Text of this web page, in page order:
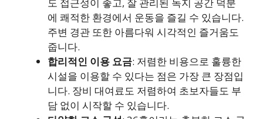
에 쾌적한 환경에서 운동을 즐길 수 있습니다.
주변 경관 또한 아름다워 시각적인 즐거움도
줍니다.
합리적인 이용 요금: 저렴한 비용으로 훌륭한
시설을 이용할 수 있다는 점은 가장 큰 장점입
니다. 장비 대여료도 저렴하여 초보자들도 부
담 없이 시작할 수 있습니다.